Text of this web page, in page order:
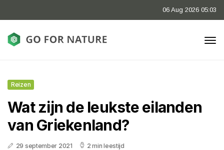
06 Aug 2026 05:03
Reizen
Wat zijn de leukste eilanden
van Griekenland?
29 september 2021 2 min leestijd